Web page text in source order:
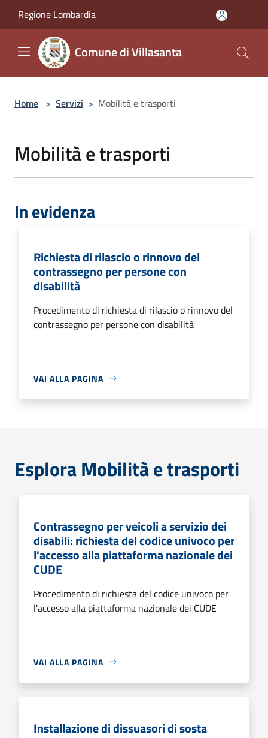
Regione Lombardia
Comune di Villasanta
Home > Servizi > Mobilità e trasporti
Mobilità e trasporti
In evidenza
Richiesta di rilascio o rinnovo del
contrassegno per persone con
disabilità
Procedimento di richiesta di rilascio o rinnovo del
contrassegno per persone con disabilità
VAI ALLA PAGINA
Esplora Mobilità e trasporti
Contrassegno per veicoli a servizio dei
disabili: richiesta del codice univoco per
l'accesso alla piattaforma nazionale dei
CUDE
Procedimento di richiesta del codice univoco per
l'accesso alla piattaforma nazionale dei CUDE
VAI ALLA PAGINA
Installazione di dissuasori di sosta